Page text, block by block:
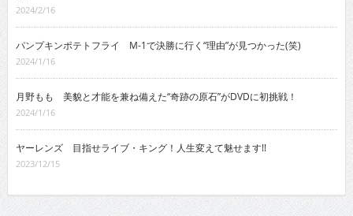
2024/2/16
パンプキンポテトフライ M-1で決勝に行く“理由”が見つかった(笑)
2024/1/16
月野もも 美貌と才能を兼ね備えた“奇跡の原石”がDVDに初挑戦！
2024/1/16
ヤーレンズ 目指せライブ・キング！人生変えて魅せます!!
2023/12/15